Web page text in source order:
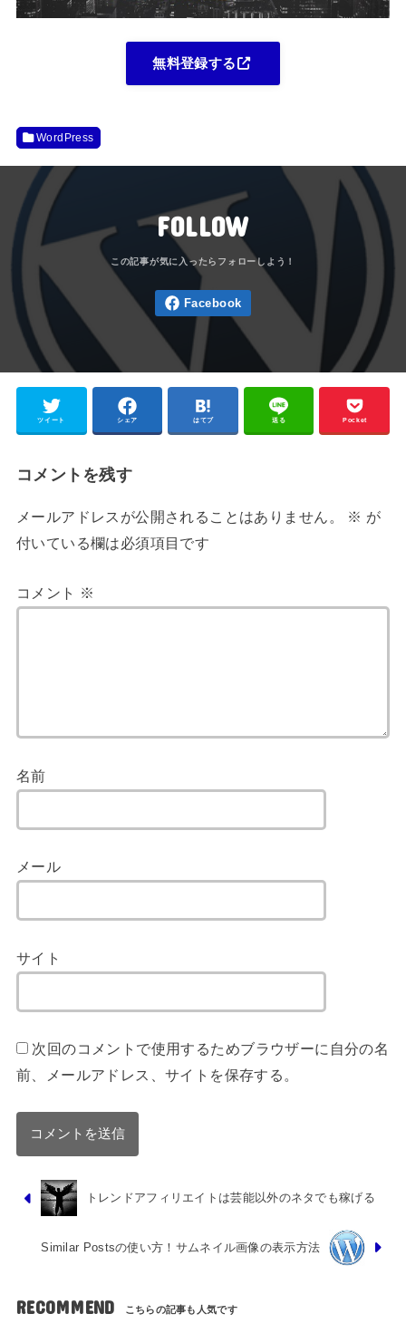
無料登録する
WordPress
FOLLOW
ツイート シェア はてブ 送る Pocket
コメントを残す
メールアドレスが公開されることはありません。 ※ が
付いている欄は必須項目です
コメント ※
名前
メール
サイト
次回のコメントで使用するためブラウザーに自分の名
前、メールアドレス、サイトを保存する。
トレンドアフィリエイトは芸能以外のネタでも稼げる
Similar Postsの使い方！サムネイル画像の表示方法
RECOMMEND